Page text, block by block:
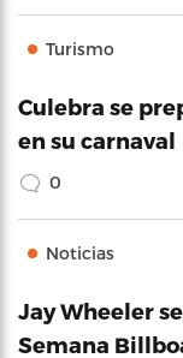
Turismo
Culebra se
en su carnaval
0
Noticias
Jay Wheeler
Semana